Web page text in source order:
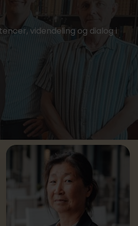
videndeling og dialog i